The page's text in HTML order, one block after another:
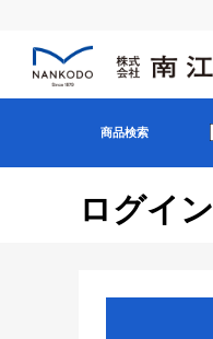
商品検索
ログイン